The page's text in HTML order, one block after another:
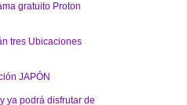
gratuito Proton
tres Ubicaciones
JAPÓN
y ya podrá disfrutar de